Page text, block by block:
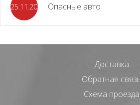
25.11.2023 Опасные авто
Доставка
Обратная
Схема проезда